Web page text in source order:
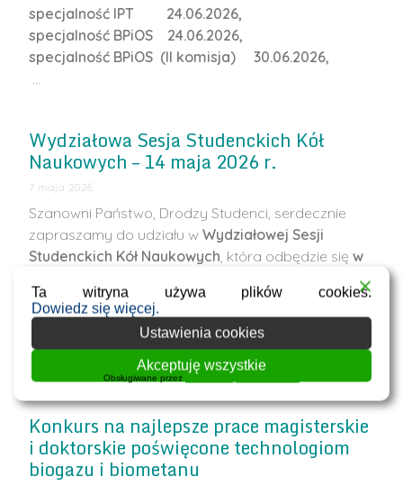
specjalność IPT 24.06.2026,
specjalność BPiOS 24.06.2026,
specjalność BPiOS (II komisja) 30.06.2026,
…
Wydziałowa Sesja Studenckich Kół
Naukowych – 14 maja 2026 r.
7 maja 2026
Szanowni Państwo, Drodzy Studenci, serdecznie
zapraszamy do udziału wWydziałowej Sesji
Studenckich Kół Naukowych, która odbędzie sięw
Wydarzenie będzie okazją do zaprezentowania
działalności kół naukowych, wyników prac
studentów oraz wymiany doświadczeń pomiędzy
Gościem…
Konkurs na najlepsze prace magisterskie
i doktorskie poświęcone technologiom
biogazu i biometanu
Ta witryna używa plików cookies.
Dowiedz się więcej.
Ustawienia cookies
Akceptuję wszystkie
Obsługiwane przez WPLP Compliance Platform